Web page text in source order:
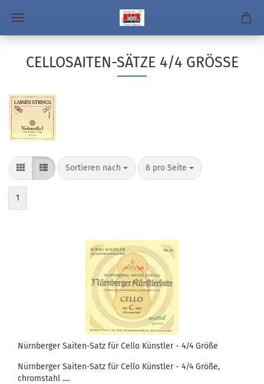
CELLOSAITEN-SÄTZE 4/4 GRÖSSE
Sortieren nach
Sortieren nach 8 pro Seite
pro Seite
1
Nürnberger Saiten-Satz für Cello Künstler - 4/4 Größe
Nürnberger Saiten-Satz für Cello Künstler - 4/4 Größe,
chromstahl ....